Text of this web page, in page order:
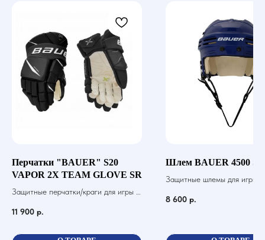
Перчатки "BAUER" S20
VAPOR 2X TEAM GLOVE SR
Защитные перчатки/краги для игры в
11 900 р.
Шлем BAUER 4500 SR
Защитные шлемы для игры в
8 600 р.